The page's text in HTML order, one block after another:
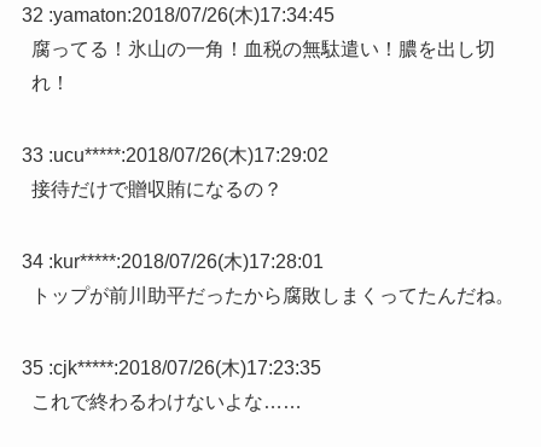
32 :yamaton:2018/07/26(木)17:34:45
腐ってる！氷山の一角！血税の無駄遣い！膿を出し切
れ！
33 :ucu*****:2018/07/26(木)17:29:02
接待だけで贈収賄になるの？
34 :kur*****:2018/07/26(木)17:28:01
トップが前川助平だったから腐敗しまくってたんだね。
35 :cjk*****:2018/07/26(木)17:23:35
これで終わるわけないよな……